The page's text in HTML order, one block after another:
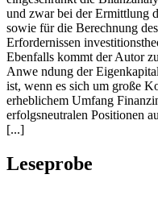
und zwar bei der Ermittlung
sowie für die Berechnung
Erfordernissen
Ebenfalls kommt der Autor
Anwe ndung der
ist, wenn es sich um große
erheblichem Umfang
erfolgsneutralen Positionen
[...]
Leseprobe